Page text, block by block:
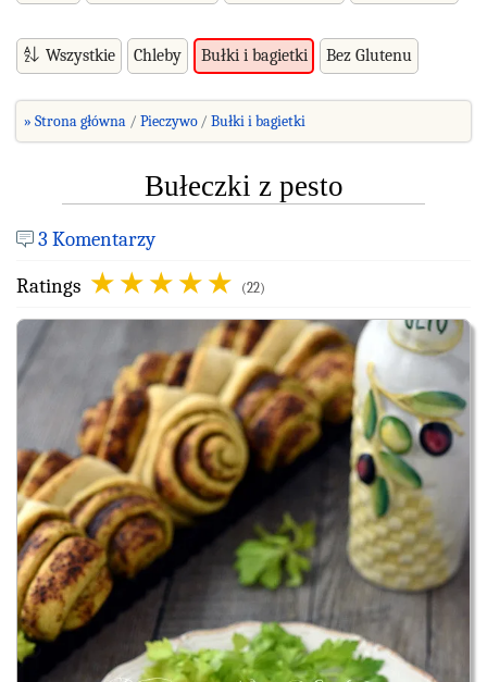
Wszystkie Chleby Bułki i bagietki Bez Glutenu
» Strona główna Pieczywo Bułki i bagietki
Bułeczki z pesto
3 Komentarzy
Ratings
(22)